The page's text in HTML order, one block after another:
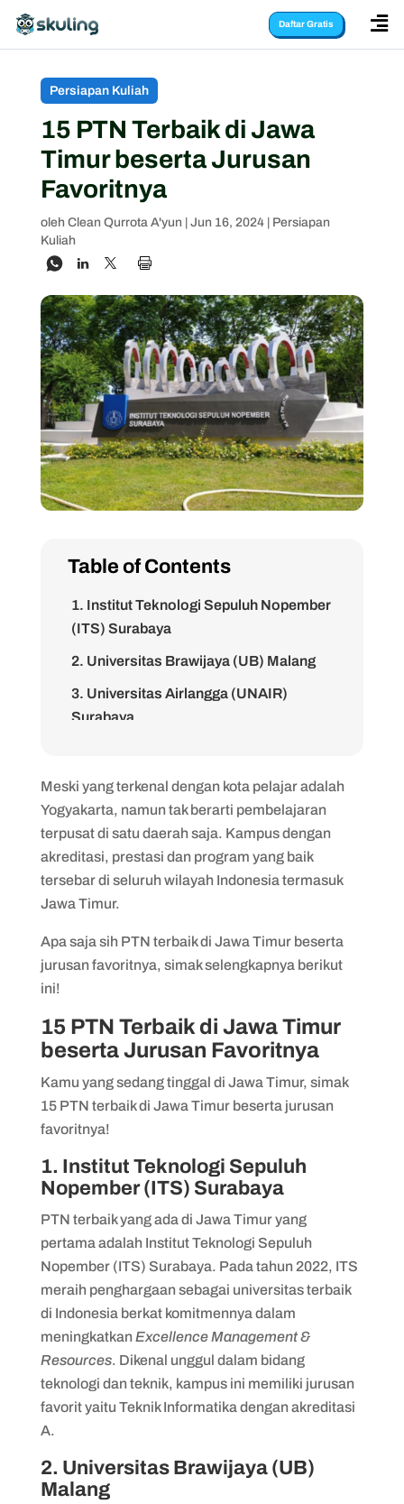
Daftar Gratis 
Persiapan Kuliah
15 PTN Terbaik di Jawa
Timur beserta Jurusan
Favoritnya
oleh Clean Qurrota A'yun Jun 16, 2024| Persiapan
Kuliah
Table of Contents
1. Institut Teknologi Sepuluh Nopember
(ITS) Surabaya
2. Universitas Brawijaya (UB) Malang
3. Universitas Airlangga (UNAIR)
Surabaya
5. Universitas Negeri Malang (UM)
6. UNESA
8. UPN Veteran Jawa Timur
9. Universitas Islam Negeri Sunan Ampel
(UINSA) Surabaya
10. Politeknik Elektronika Negeri
11. Universitas Islam Negeri Maulana
Malik Ibrahim (UIN Malang)
12. Politeknik Negeri Malang (Polinema)
13. Politeknik Perkapalan Negeri
Surabaya (PPNS)
14. Institut Agama Islam Negeri (IAIN)
Tulungagung
15. Institut Teknologi Nasional (ITN)
Malang
Meski yang terkenal dengan kota pelajar adalah
Yogyakarta, namun tak berarti pembelajaran
terpusat di satu daerah saja. Kampus dengan
akreditasi, prestasi dan program yang baik
tersebar di seluruh wilayah Indonesia termasuk
Jawa Timur.
Apa saja sih PTN terbaik di Jawa Timur beserta
jurusan favoritnya, simak selengkapnya berikut
ini!
15 PTN Terbaik di Jawa Timur
beserta Jurusan Favoritnya
Kamu yang sedang tinggal di Jawa Timur, simak
15 PTN terbaik di Jawa Timur beserta jurusan
favoritnya!
1. Institut Teknologi Sepuluh
Nopember (ITS) Surabaya
PTN terbaik yang ada di Jawa Timur yang
pertama adalah Institut Teknologi Sepuluh
Nopember (ITS) Surabaya. Pada tahun 2022, ITS
meraih penghargaan sebagai universitas terbaik
di Indonesia berkat komitmennya dalam
meningkatkanExcellence Management &
Resources. Dikenal unggul dalam bidang
teknologi dan teknik, kampus ini memiliki jurusan
favorit yaitu Teknik Informatika dengan akreditasi
A.
2. Universitas Brawijaya (UB)
Malang